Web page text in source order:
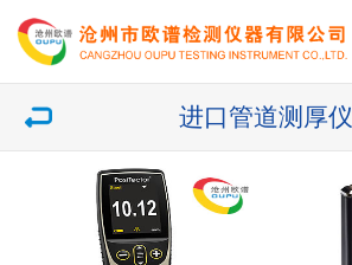
进口管道测厚仪